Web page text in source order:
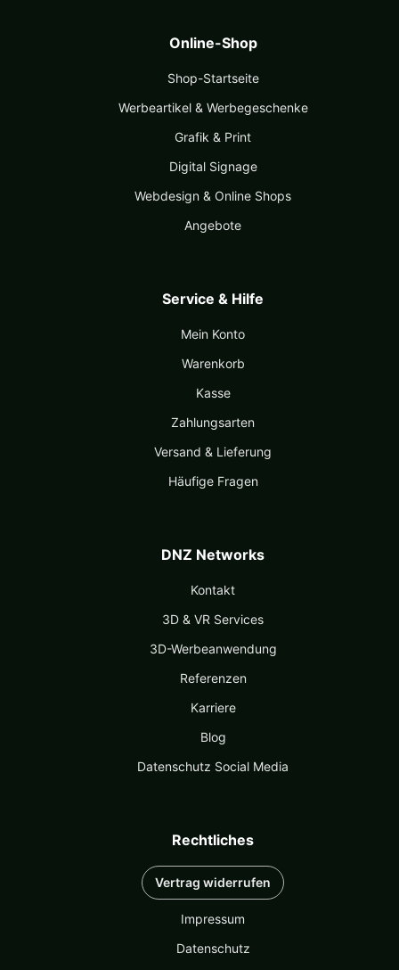
Online-Shop
Shop-Startseite
Werbeartikel & Werbegeschenke
Grafik & Print
Digital Signage
Webdesign & Online Shops
Angebote
Service & Hilfe
Mein Konto
Warenkorb
Kasse
Zahlungsarten
Versand & Lieferung
Häufige Fragen
DNZ Networks
Kontakt
3D & VR Services
3D-Werbeanwendung
Referenzen
Karriere
Blog
Datenschutz Social Media
Rechtliches
Vertrag widerrufen
Impressum
Datenschutz